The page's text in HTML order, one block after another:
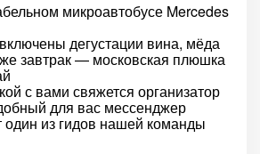
микроавтобусе Mercedes
дегустации вина, мёда
завтрак — московская плюшка
с вами свяжется организатор
для вас мессенджер
один из гидов нашей команды